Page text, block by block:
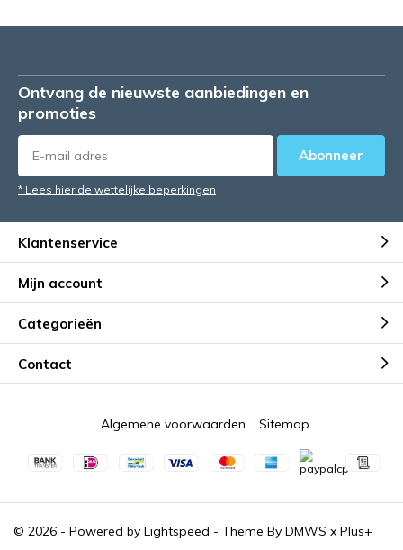
Ontvang de nieuwste aanbiedingen en
promoties
Abonneer
* Lees hier de wettelijke beperkingen
Klantenservice
Mijn account
Categorieën
Contact
© 2026 - Powered by Lightspeed - Theme By DMWS x Plus+
Algemene voorwaarden Sitemap